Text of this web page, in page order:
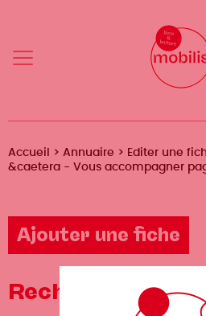
principal
Mobilis
Menu
Fil
Accueil Annuaire Editer une
&caetera - Vous accompagner
Ajouter une fiche
Recherche